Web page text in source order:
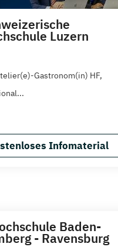
Luzern
Gastronom(in) HF,
Infomaterial
Baden-
- Ravensburg